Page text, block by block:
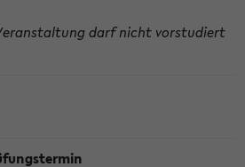
Veranstaltung darf nicht vorstudiert